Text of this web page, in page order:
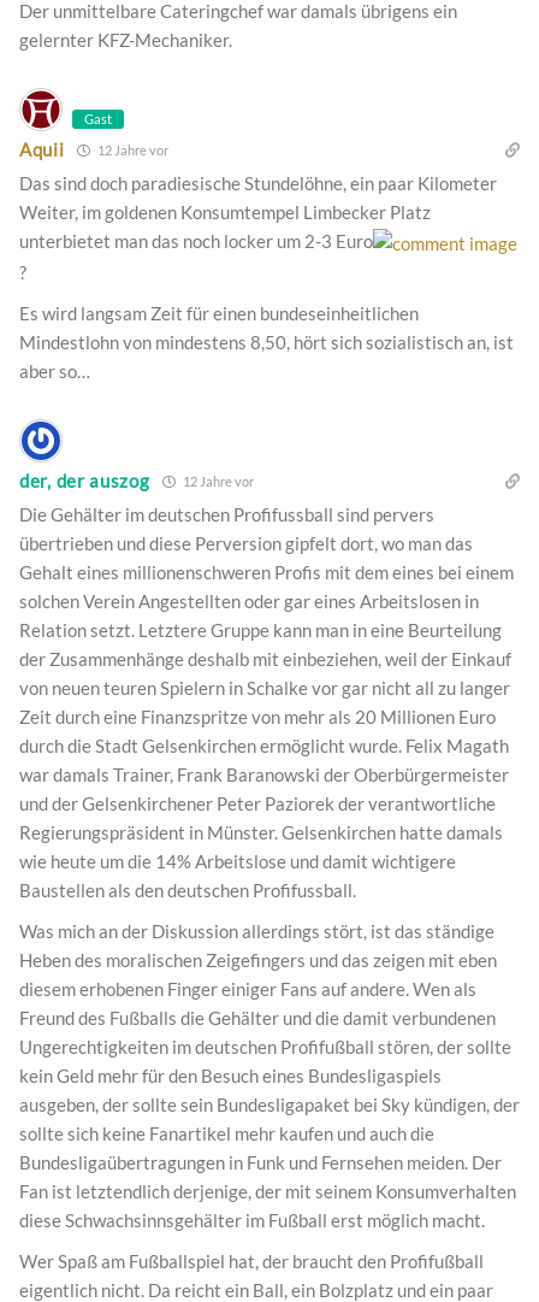
Der unmittelbare Cateringchef war damals übrigens ein
gelernter KFZ-Mechaniker.
Gast
Aquii 12 Jahre vor
Das sind doch paradiesische Stundelöhne, ein paar Kilometer
Weiter, im goldenen Konsumtempel Limbecker Platz
unterbietet man das noch locker um 2-3 Euro
?
Es wird langsam Zeit für einen bundeseinheitlichen
Mindestlohn von mindestens 8,50, hört sich sozialistisch an, ist
aber so…
der, der auszog 12 Jahre vor
Die Gehälter im deutschen Profifussball sind pervers
übertrieben und diese Perversion gipfelt dort, wo man das
Gehalt eines millionenschweren Profis mit dem eines bei einem
solchen Verein Angestellten oder gar eines Arbeitslosen in
Relation setzt. Letztere Gruppe kann man in eine Beurteilung
der Zusammenhänge deshalb mit einbeziehen, weil der Einkauf
von neuen teuren Spielern in Schalke vor gar nicht all zu langer
Zeit durch eine Finanzspritze von mehr als 20 Millionen Euro
durch die Stadt Gelsenkirchen ermöglicht wurde. Felix Magath
war damals Trainer, Frank Baranowski der Oberbürgermeister
und der Gelsenkirchener Peter Paziorek der verantwortliche
Regierungspräsident in Münster. Gelsenkirchen hatte damals
wie heute um die 14% Arbeitslose und damit wichtigere
Baustellen als den deutschen Profifussball.
Was mich an der Diskussion allerdings stört, ist das ständige
Heben des moralischen Zeigefingers und das zeigen mit eben
diesem erhobenen Finger einiger Fans auf andere. Wen als
Freund des Fußballs die Gehälter und die damit verbundenen
Ungerechtigkeiten im deutschen Profifußball stören, der sollte
kein Geld mehr für den Besuch eines Bundesligaspiels
ausgeben, der sollte sein Bundesligapaket bei Sky kündigen, der
sollte sich keine Fanartikel mehr kaufen und auch die
Bundesligaübertragungen in Funk und Fernsehen meiden. Der
Fan ist letztendlich derjenige, der mit seinem Konsumverhalten
diese Schwachsinnsgehälter im Fußball erst möglich macht.
Wer Spaß am Fußballspiel hat, der braucht den Profifußball
eigentlich nicht. Da reicht ein Ball, ein Bolzplatz und ein paar